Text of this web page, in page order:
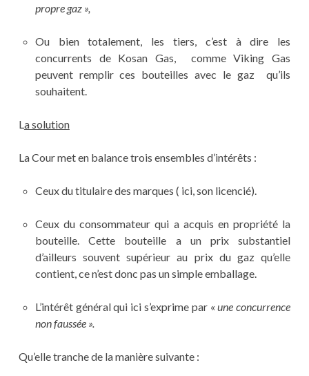
propre gaz »,
Ou bien totalement, les tiers, c’est à dire les
concurrents de Kosan Gas, comme Viking Gas
peuvent remplir ces bouteilles avec le gaz qu’ils
souhaitent.
L a solution
La Cour met en balance trois ensembles d’intérêts :
Ceux du titulaire des marques ( ici, son licencié).
Ceux du consommateur qui a acquis en propriété la
bouteille. Cette bouteille a un prix substantiel
d’ailleurs souvent supérieur au prix du gaz qu’elle
contient, ce n’est donc pas un simple emballage.
L’intérêt général qui ici s’exprime par «une concurrence
non faussée ».
Qu’elle tranche de la manière suivante :